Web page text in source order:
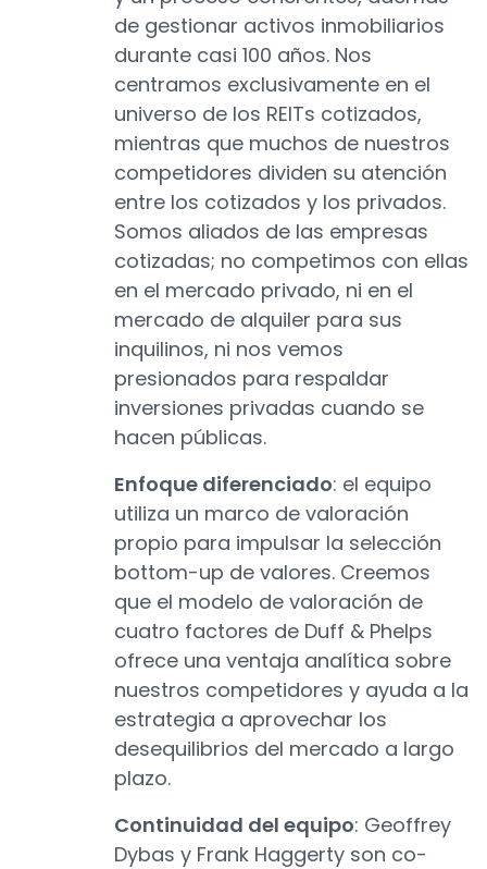
de gestionar activos inmobiliarios
durante casi 100 años. Nos
centramos exclusivamente en el
universo de los REITs cotizados,
mientras que muchos de nuestros
competidores dividen su atención
entre los cotizados y los privados.
Somos aliados de las empresas
cotizadas; no competimos con ellas
en el mercado privado, ni en el
mercado de alquiler para sus
inquilinos, ni nos vemos
presionados para respaldar
inversiones privadas cuando se
hacen públicas.
Enfoque diferenciado: el equipo
utiliza un marco de valoración
propio para impulsar la selección
bottom-up de valores. Creemos
que el modelo de valoración de
cuatro factores de Duff & Phelps
ofrece una ventaja analítica sobre
nuestros competidores y ayuda a la
estrategia a aprovechar los
desequilibrios del mercado a largo
plazo.
Continuidad del equipo: Geoffrey
Dybas y Frank Haggerty son co-